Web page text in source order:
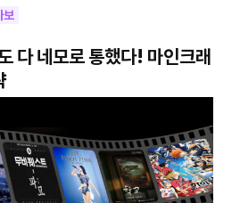
보
다 네모로 통했다! 마인크래